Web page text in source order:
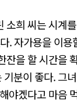
소희 씨는 시계
. 자가용을 이
잔을 할 시간을
분이 좋다. 그
야겠다고 마음